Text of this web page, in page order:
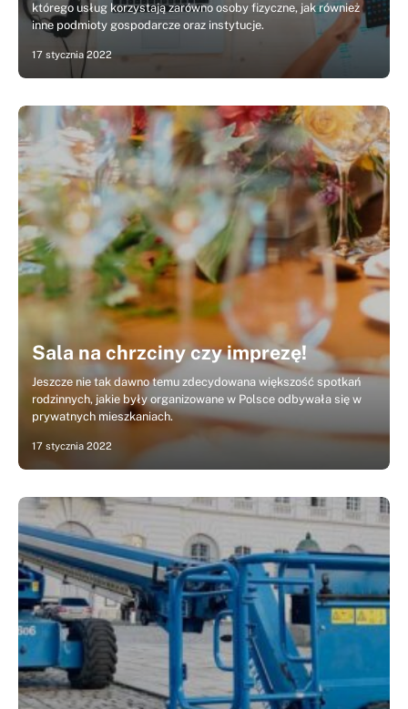
którego usług korzystają zarówno osoby fizyczne, jak również
inne podmioty gospodarcze oraz instytucje.
17 stycznia 2022
Sala na chrzciny czy imprezę!
Jeszcze nie tak dawno temu zdecydowana większość spotkań
rodzinnych, jakie były organizowane w Polsce odbywała się w
prywatnych mieszkaniach.
17 stycznia 2022